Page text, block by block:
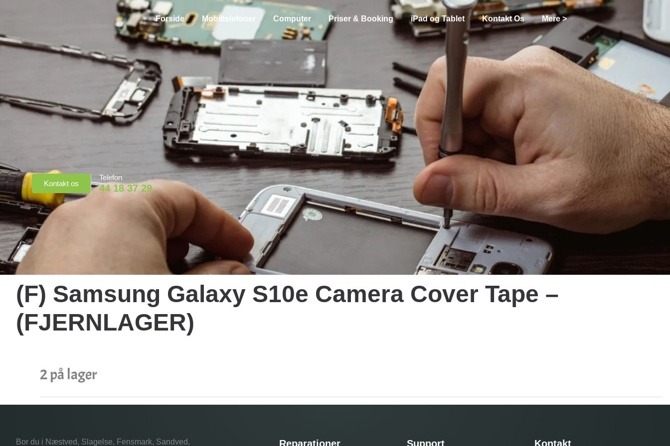
Forside Mobiltelefoner Computer Priser & Booking iPad og Tablet Kontakt Os Mere >
Kontakt os
Telefon
44 18 37 29
(F) Samsung Galaxy S10e Camera Cover Tape –
(FJERNLAGER)
2 på lager
Bor du i Næstved, Slagelse, Fensmark, Sandved, Reparationer Support Kontakt